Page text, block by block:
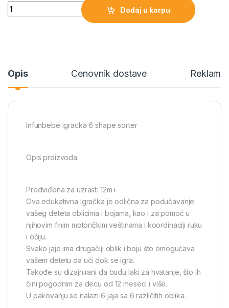
Infunbebe igracka 6 shape sorter količina
Dodaj u korpu
Opis Cenovnik dostave
Infunbebe igracka 6 shape sorter
Opis proizvoda:
Predviđena za uzrast: 12m+
Ova edukativna igračka je odlična za podučavanje
vašeg deteta oblicima i bojama, kao i za pomoć u
njihovim finim motoričkim veštinama i koordinaciji ruku
i očiju.
Svako jaje ima drugačiji oblik i boju što omogućava
vašem detetu da uči dok se igra.
Takođe su dizajnirani da budu laki za hvatanje, što ih
čini pogodnim za decu od 12 meseci i više.
U pakovanju se nalazi 6 jaja sa 6 različitih oblika.